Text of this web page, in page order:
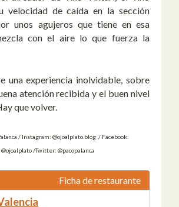
velocidad de caída en la sección
unos agujeros que tiene en esa
con el aire lo que fuerza la
una experiencia inolvidable, sobre
atención recibida y el buen nivel
que volver.
/ Instagram: @ojoalplato.blog / Facebook:
/Twitter: @pacopalanca
Ficha de restaurante